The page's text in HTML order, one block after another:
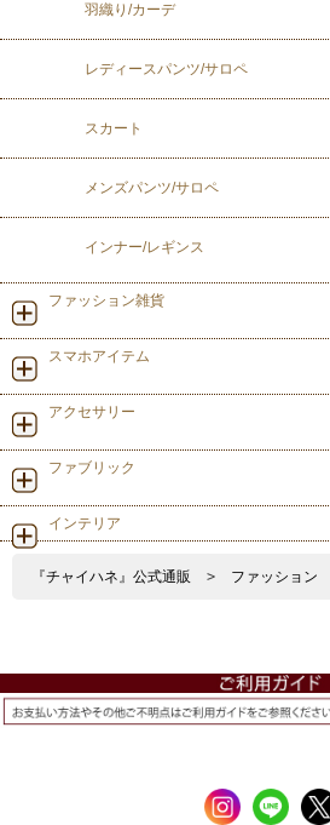
羽織り/カーデ
レディースパンツ/サロペ
スカート
メンズパンツ/サロペ
インナー/レギンス
ファッション雑貨
スマホアイテム
アクセサリー
ファブリック
インテリア
『チャイハネ』公式通販 > ファッション